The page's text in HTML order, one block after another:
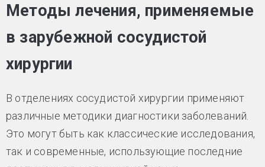
Методы лечения, применяемые
в зарубежной сосудистой
хирургии
В отделениях сосудистой хирургии применяют
различные методики диагностики заболеваний.
Это могут быть как классические исследования,
так и современные, использующие последние